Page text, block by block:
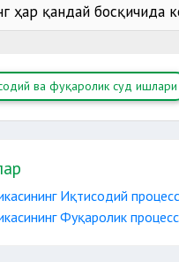
ҳар қандай босқичида
суд
суд
ва фуқаролик суд ишлари
Иқтисодий
Фуқаролик